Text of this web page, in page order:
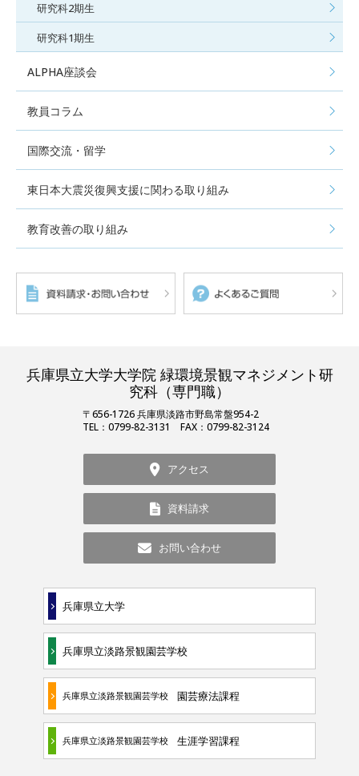
研究科2期生
研究科1期生
ALPHA座談会
教員コラム
国際交流・留学
東日本大震災復興支援に関わる取り組み
教育改善の取り組み
兵庫県立大学大学院 緑環境景観マネジメント研
究科（専門職）
〒656-1726 兵庫県淡路市野島常盤954-2
TEL：0799-82-3131 FAX：0799-82-3124
アクセス
資料請求
お問い合わせ
兵庫県立大学
兵庫県立淡路景観園芸学校
兵庫県立淡路景観園芸学校 園芸療法課程
兵庫県立淡路景観園芸学校 生涯学習課程